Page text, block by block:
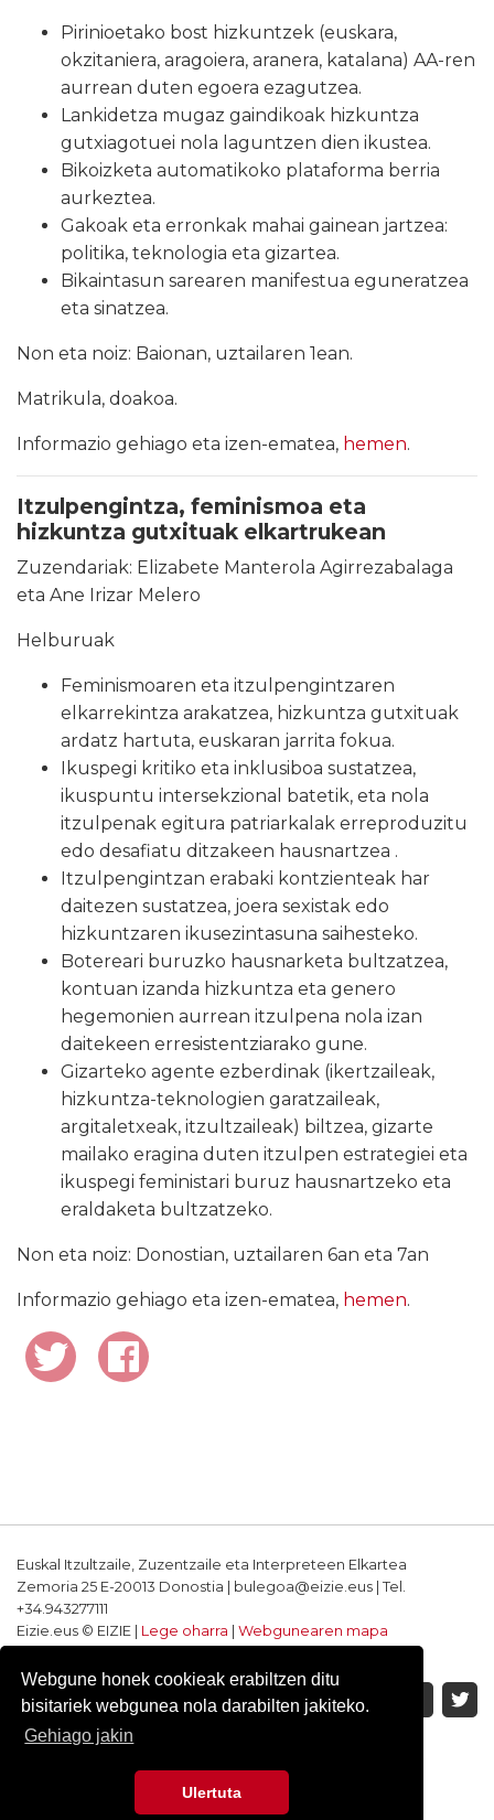
Webgune honek cookieak erabiltzen ditu
bisitariek webgunea nola darabilten jakiteko.
Gehiago jakin
Ulertuta
Pirinioetako bost hizkuntzek (euskara,
okzitaniera, aragoiera, aranera, katalana) AA-ren
aurrean duten egoera ezagutzea.
Lankidetza mugaz gaindikoak hizkuntza
gutxiagotuei nola laguntzen dien ikustea.
Bikoizketa automatikoko plataforma berria
aurkeztea.
Gakoak eta erronkak mahai gainean jartzea:
politika, teknologia eta gizartea.
Bikaintasun sarearen manifestua eguneratzea
eta sinatzea.
Non eta noiz: Baionan, uztailaren 1ean.
Matrikula, doakoa.
Informazio gehiago eta izen-ematea, hemen.
Itzulpengintza, feminismoa eta
hizkuntza gutxituak elkartrukean
Zuzendariak: Elizabete Manterola Agirrezabalaga
eta Ane Irizar Melero
Helburuak
Feminismoaren eta itzulpengintzaren
elkarrekintza arakatzea, hizkuntza gutxituak
ardatz hartuta, euskaran jarrita fokua.
Ikuspegi kritiko eta inklusiboa sustatzea,
ikuspuntu intersekzional batetik, eta nola
itzulpenak egitura patriarkalak erreproduzitu
edo desafiatu ditzakeen hausnartzea .
Itzulpengintzan erabaki kontzienteak har
daitezen sustatzea, joera sexistak edo
hizkuntzaren ikusezintasuna saihesteko.
Botereari buruzko hausnarketa bultzatzea,
kontuan izanda hizkuntza eta genero
hegemonien aurrean itzulpena nola izan
daitekeen erresistentziarako gune.
Gizarteko agente ezberdinak (ikertzaileak,
hizkuntza-teknologien garatzaileak,
argitaletxeak, itzultzaileak) biltzea, gizarte
mailako eragina duten itzulpen estrategiei eta
ikuspegi feministari buruz hausnartzeko eta
eraldaketa bultzatzeko.
Non eta noiz: Donostian, uztailaren 6an eta 7an
Informazio gehiago eta izen-ematea, hemen.
Euskal Itzultzaile, Zuzentzaile eta Interpreteen Elkartea
Zemoria 25 E-20013 Donostia | bulegoa@eizie.eus | Tel.
+34.943277111
Eizie.eus © EIZIE | Lege oharra
Webgunearen mapa